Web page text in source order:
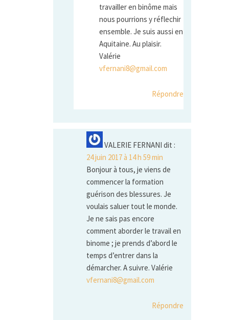
travailler en binôme mais
nous pourrions y réflechir
ensemble. Je suis aussi en
Aquitaine. Au plaisir.
Valérie
vfernani8@gmail.com
Répondre
VALERIE FERNANI dit :
24 juin 2017 à 14 h 59 min
Bonjour à tous, je viens de
commencer la formation
guérison des blessures. Je
voulais saluer tout le monde.
Je ne sais pas encore
comment aborder le travail en
binome ; je prends d’abord le
temps d’entrer dans la
démarcher. A suivre. Valérie
vfernani8@gmail.com
Répondre